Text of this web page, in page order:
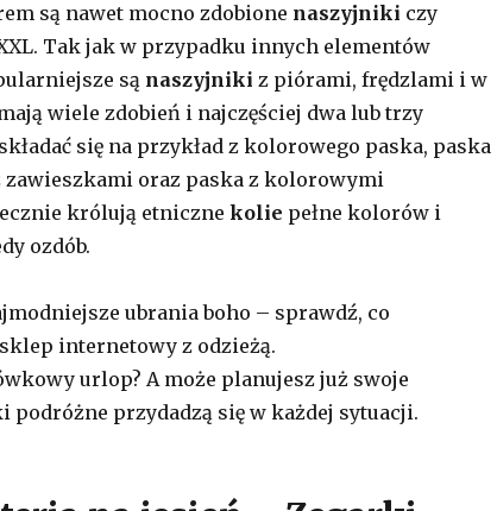
są nawet mocno zdobione naszyjniki czy
Tak jak w przypadku innych elementów
są naszyjniki z piórami, frędzlami i w
wiele zdobień i najczęściej dwa lub trzy
się na przykład z kolorowego paska, paska
zawieszkami oraz paska z kolorowymi
królują etniczne kolie pełne kolorów i
ozdób.
ubrania boho – sprawdź, co
internetowy z odzieżą.
urlop? A może planujesz już swoje
podróżne przydadzą się w każdej sytuacji.